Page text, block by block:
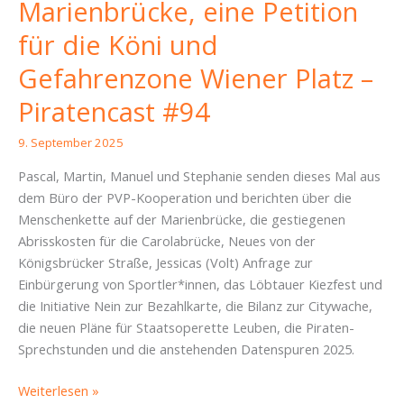
Marienbrücke, eine Petition
für die Köni und
Gefahrenzone Wiener Platz –
Piratencast #94
9. September 2025
Pascal, Martin, Manuel und Stephanie senden dieses Mal aus
dem Büro der PVP-Kooperation und berichten über die
Menschenkette auf der Marienbrücke, die gestiegenen
Abrisskosten für die Carolabrücke, Neues von der
Königsbrücker Straße, Jessicas (Volt) Anfrage zur
Einbürgerung von Sportler*innen, das Löbtauer Kiezfest und
die Initiative Nein zur Bezahlkarte, die Bilanz zur Citywache,
die neuen Pläne für Staatsoperette Leuben, die Piraten-
Sprechstunden und die anstehenden Datenspuren 2025.
Händchenhalten
Weiterlesen »